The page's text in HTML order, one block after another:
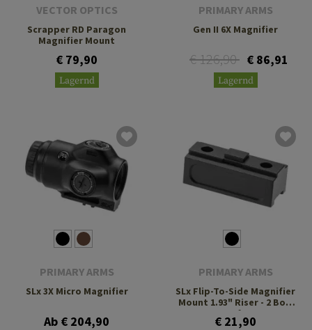
VECTOR OPTICS
Scrapper RD Paragon
Magnifier Mount
€ 79,90
Lagernd
PRIMARY ARMS
Gen II 6X Magnifier
€ 126,90 € 86,91
Lagernd
PRIMARY ARMS
SLx 3X Micro Magnifier
Ab € 204,90
PRIMARY ARMS
SLx Flip-To-Side Magnifier
Mount 1.93" Riser - 2 Bolt
Interface
€ 21,90